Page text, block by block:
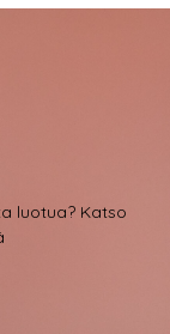
luotua? Katso